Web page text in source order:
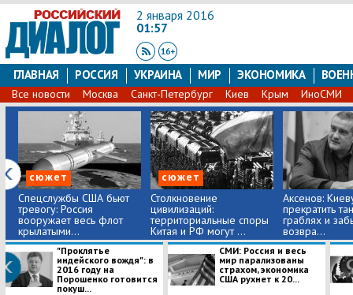
2 января 2016
01:57
ГЛАВНАЯ РОССИЯ УКРАИНА МИР ЭКОНОМИКА
Все новости Москва Санкт-Петербург Киев Крым ИноСМИ
сюжет
Спецслужбы США бьют
тревогу: Россия
вооружает весь флот
крылатыми...
сюжет
Столкновение
цивилизаций:
территориальные споры
Китая и РФ могут ...
Аксенов:
прекратить
граблях и
возвра...
"Проклятье
индейского вождя": в
2016 году на
Порошенко готовится
покуш...
СМИ: Россия и весь
мир парализованы
страхом, экономика
США рухнет к 20...